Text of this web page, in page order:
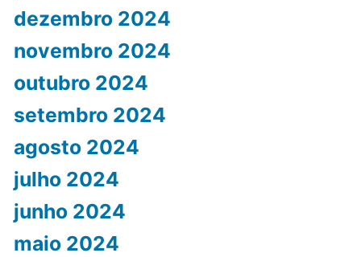
dezembro 2024
novembro 2024
outubro 2024
setembro 2024
agosto 2024
julho 2024
junho 2024
maio 2024